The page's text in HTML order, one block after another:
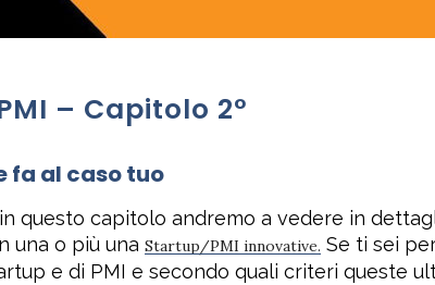
– Capitolo 2°
fa al caso tuo
questo capitolo andremo a vedere in
una o più una Startup/PMI innovative. Se ti sei
e di PMI e secondo quali criteri queste